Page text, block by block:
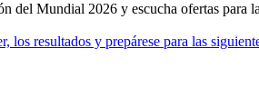
del Mundial 2026 y escucha ofertas para
los resultados y prepárese para las